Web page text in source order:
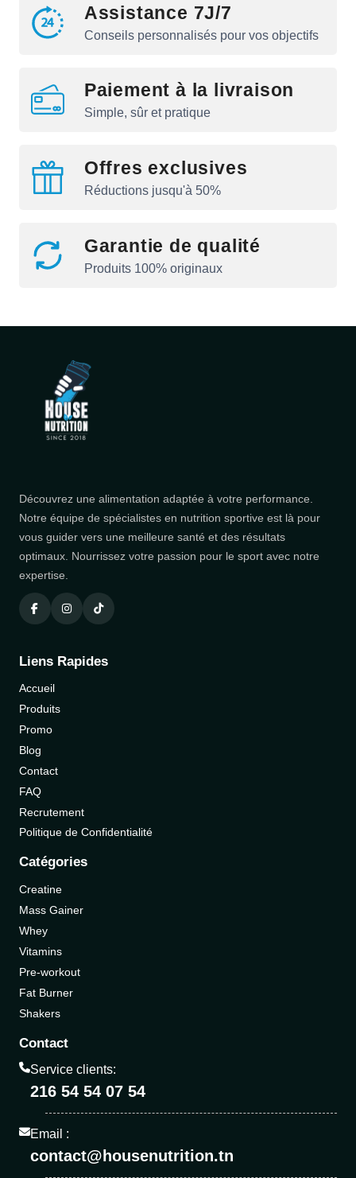
Assistance 7J/7
Conseils personnalisés pour vos objectifs
Paiement à la livraison
Simple, sûr et pratique
Offres exclusives
Réductions jusqu'à 50%
Garantie de qualité
Produits 100% originaux
Découvrez une alimentation adaptée à votre performance.
Notre équipe de spécialistes en nutrition sportive est là pour
vous guider vers une meilleure santé et des résultats
optimaux. Nourrissez votre passion pour le sport avec notre
expertise.
Liens Rapides
Accueil
Produits
Promo
Blog
Contact
FAQ
Recrutement
Politique de Confidentialité
Catégories
Creatine
Mass Gainer
Whey
Vitamins
Pre-workout
Fat Burner
Shakers
Contact
Service clients:
216 54 54 07 54
Email :
contact@housenutrition.tn